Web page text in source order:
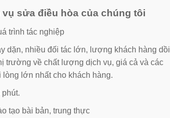
sửa điều hòa của chúng tôi
trình tác nghiệp
dặn, nhiều đối tác lớn, lượng khách hàng dồi
trường về chất lượng dịch vụ, giá cả và các
lớn nhất cho khách hàng.
tạo bài bản, trung thực